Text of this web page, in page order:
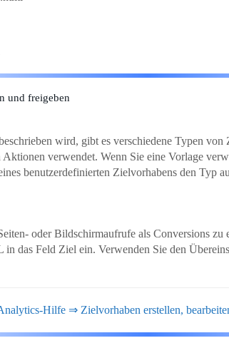
und freigeben
wird, gibt es verschiedene Typen
verwendet. Wenn Sie eine Vorlage
benutzerdefinierten Zielvorhabens den Typ
oder Bildschirmaufrufe als Conversions zu
das Feld Ziel ein. Verwenden Sie den
Hilfe ⇒ Zielvorhaben erstellen,